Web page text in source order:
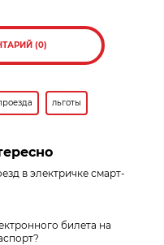
(0)
льготы
в электричке смарт-
билета на